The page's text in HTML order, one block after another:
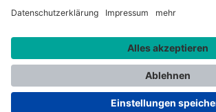
Rotax Bike Technology AG © 2025